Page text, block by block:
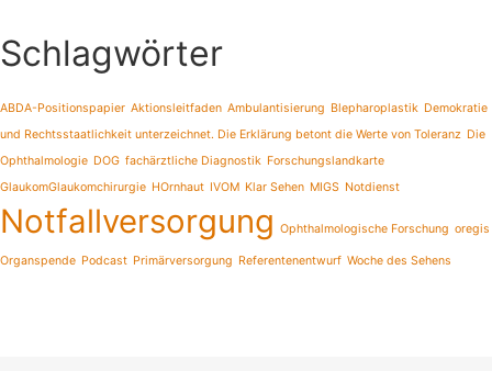
Schlagwörter
ABDA-Positionspapier Aktionsleitfaden Ambulantisierung Blepharoplastik Demokratie
und Rechtsstaatlichkeit unterzeichnet. Die Erklärung betont die Werte von Toleranz Die
Ophthalmologie DOG fachärztliche Diagnostik Forschungslandkarte
GlaukomGlaukomchirurgie HOrnhaut IVOM Klar Sehen MIGS Notdienst
Notfallversorgung Ophthalmologische Forschung oregis
Organspende Podcast Primärversorgung Referentenentwurf Woche des Sehens